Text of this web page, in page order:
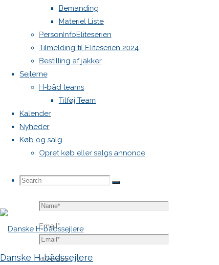
Bemanding
Materiel Liste
PersonInfoEliteserien
Tilmelding til Eliteserien 2024
Bestilling af jakker
Sejlerne
H-båd teams
Tilføj Team
Kalender
Nyheder
Køb og salg
Opret køb eller salgs annonce
Search
Search
Search
Danske H-bådssejlere
vil ikke
blive
publiceret.
Krævede
felter er
markeret
med*
Comment
Email*
Website